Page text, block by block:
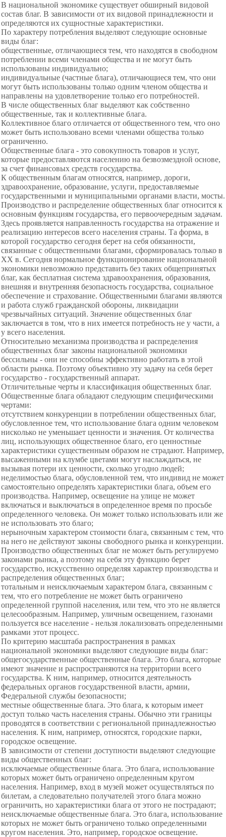
В национальной экономике существует обширный видовой
состав благ. В зависимости от их видовой принадлежности и
определяются их сущностные характеристики.
По характеру потребления выделяют следующие основные
виды благ:
общественные, отличающиеся тем, что находятся в свободном
потреблении всеми членами общества и не могут быть
использованы индивидуально;
индивидуальные (частные блага), отличающиеся тем, что они
могут быть использованы только одним членом общества и
направлены на удовлетворение только его потребностей.
В числе общественных благ выделяют как собственно
общественные, так и коллективные блага.
Коллективное благо отличается от общественного тем, что оно
может быть использовано всеми членами общества только
ограниченно.
Общественные блага - это совокупность товаров и услуг,
которые предоставляются населению на безвозмездной основе,
за счет финансовых средств государства.
К общественным благам относятся, например, дороги,
здравоохранение, образование, услуги, предоставляемые
государственными и муниципальными органами власти, мосты.
Производство и распределение общественных благ относится к
основным функциям государства, его первоочередным задачам.
Здесь проявляется направленность государства на отражение и
реализацию интересов всего населения страны. Та форма, в
которой государство сегодня берет на себя обязанности,
связанные с общественными благами, сформировалась только в
ХХ в. Сегодня нормальное функционирование национальной
экономики невозможно представить без таких общепринятых
благ, как бесплатная система здравоохранения, образования,
внешняя и внутренняя безопасность государства, социальное
обеспечение и страхование. Общественными благами являются
и работа служб гражданской обороны, ликвидации
чрезвычайных ситуаций. Значение общественных благ
заключается в том, что в них имеется потребность не у части, а
у всего населения.
Относительно механизма производства и распределения
общественных благ законы национальной экономики
бессильны - они не способны эффективно работать в этой
области рынка. Поэтому объективно эту задачу на себя берет
государство - государственный аппарат.
Отличительные черты и классификация общественных благ.
Общественные блага обладают следующим специфическими
чертами:
отсутствием конкуренции в потреблении общественных благ,
обусловленное тем, что использование блага одним человеком
нисколько не уменьшает ценности и значения. От количества
лиц, использующих общественное благо, его ценностные
характеристики существенным образом не страдают. Например,
высаженными на клумбе цветами могут наслаждаться, не
вызывая потери их ценности, сколько угодно людей;
неделимостью блага, обусловленной тем, что индивид не может
самостоятельно определять характеристики блага, объем его
производства. Например, освещение на улице не может
включаться и выключаться в определенное время по просьбе
определенного человека. Он может только использовать или же
не использовать это благо;
нерыночным характером стоимости блага, связанным с тем, что
на него не действуют законы свободного рынка и конкуренции.
Производство общественных благ не может быть регулируемо
законами рынка, а поэтому на себя эту функцию берет
государство, искусственно определяя характер производства и
распределения общественных благ;
тотальным и неисключаемым характером блага, связанным с
тем, что его потребление не может быть ограничено
определенной группой населения, или тем, что это не является
целесообразным. Например, уличным освещением, газонами
пользуется все население - нельзя локализовать определенными
рамками этот процесс.
По критерию масштаба распространения в рамках
национальной экономики выделяют следующие виды благ:
общегосударственные общественные блага. Это блага, которые
имеют значение и распространяются на территории всего
государства. К ним, например, относится деятельность
федеральных органов государственной власти, армии,
Федеральной службы безопасности;
местные общественные блага. Это блага, к которым имеет
доступ только часть населения страны. Обычно эти границы
проводятся в соответствии с региональной принадлежностью
населения. К ним, например, относятся, городские парки,
городское освещение.
В зависимости от степени доступности выделяют следующие
виды общественных благ:
исключаемые общественные блага. Это блага, использование
которых может быть ограничено определенным кругом
населения. Например, вход в музей может осуществляться по
билетам, а следовательно получателей этого блага можно
ограничить, но характеристики блага от этого не пострадают;
неисключаемые общественные блага. Это блага, использование
которых не может быть ограничено только определенными
кругом населения. Это, например, городское освещение.